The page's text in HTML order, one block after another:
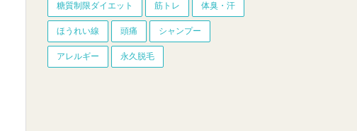
糖質制限ダイエット 筋トレ 体臭・汗
ほうれい線 頭痛 シャンプー
アレルギー 永久脱毛